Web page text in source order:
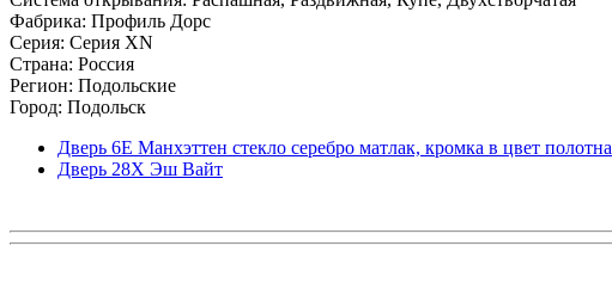
Фабрика: Профиль Дорс
Серия: Серия XN
Страна: Россия
Регион: Подольские
Город: Подольск
Дверь 6Е Манхэттен стекло серебро матлак, кромка в цвет полотна
Дверь 28Х Эш Вайт